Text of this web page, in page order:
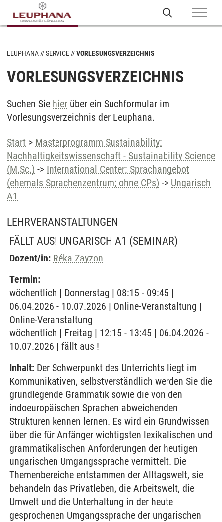
LEUPHANA SERVICE VORLESUNGSVERZEICHNIS
VORLESUNGSVERZEICHNIS
Suchen Sie hier über ein Suchformular im
Vorlesungsverzeichnis der Leuphana.
Start > Masterprogramm Sustainability:
Nachhaltigkeitswissenschaft - Sustainability Science
(M.Sc.) -> International Center: Sprachangebot
(ehemals Sprachenzentrum; ohne CPs) -> Ungarisch
A1
LEHRVERANSTALTUNGEN
FÄLLT AUS! UNGARISCH A1 (SEMINAR)
Dozent/in: Réka Zayzon
Termin:
wöchentlich | Donnerstag | 08:15 - 09:45 |
06.04.2026 - 10.07.2026 | Online-Veranstaltung |
Online-Veranstaltung
wöchentlich | Freitag | 12:15 - 13:45 | 06.04.2026 -
10.07.2026 | fällt aus !
Inhalt: Der Schwerpunkt des Unterrichts liegt im
Kommunikativen, selbstverständlich werden Sie die
grundlegende Grammatik sowie die von den
indoeuropäischen Sprachen abweichenden
Strukturen kennen lernen. Es wird ein Grundwissen
über die für Anfänger wichtigsten lexikalischen und
grammatikalischen Anforderungen der heutigen
ungarischen Umgangssprache vermittelt. Die
Themenbereiche entstammen der Alltagswelt, sie
behandeln das Privatleben, die Arbeitswelt, die
Umwelt und die Unterhaltung in der heute
gesprochenen Umgangssprache der ungarischen